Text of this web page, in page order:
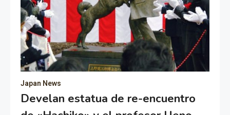
Japan News
Develan estatua de re-encuentro